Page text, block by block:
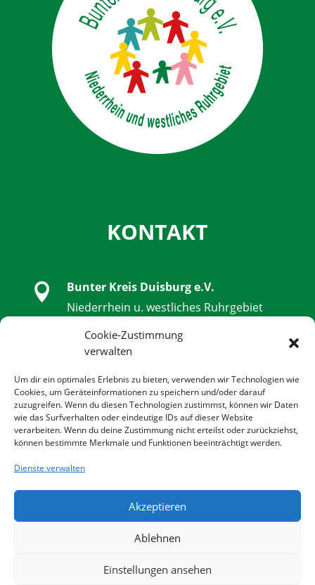
Cookie-Zustimmung
verwalten
Um dir ein optimales Erlebnis zu bieten, verwenden wir Technologien wie
Cookies, um Geräteinformationen zu speichern und/oder darauf
zuzugreifen. Wenn du diesen Technologien zustimmst, können wir Daten
wie das Surfverhalten oder eindeutige IDs auf dieser Website
verarbeiten. Wenn du deine Zustimmung nicht erteilst oder zurückziehst,
können bestimmte Merkmale und Funktionen beeinträchtigt werden.
Dienste verwalten
Akzeptieren
Ablehnen
Einstellungen ansehen
KONTAKT

Bunter Kreis Duisburg e.V.
Niederrhein u. westliches Ruhrgebiet
 0203 - 9 85 79 14 - 14
 info@bunter-kreis-duisburg.de
www.bunter-kreis-duisburg.de
© 2022 BUNTER KREIS DUISBURG E.V. | All rights
reserved.